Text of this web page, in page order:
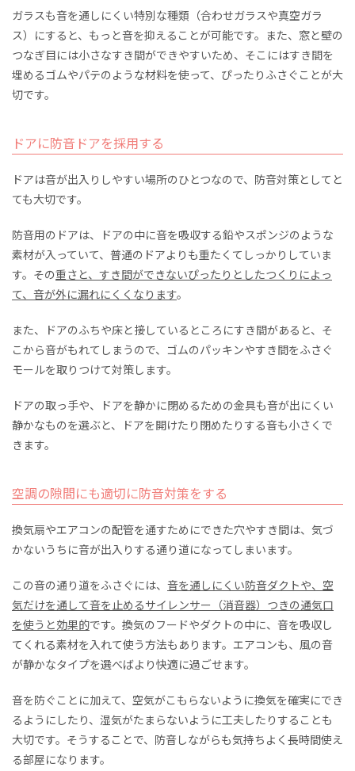
ガラスも音を通しにくい特別な種類（合わせガラスや真空ガラ
ス）にすると、もっと音を抑えることが可能です。また、窓と壁の
つなぎ目には小さなすき間ができやすいため、そこにはすき間を
埋めるゴムやパテのような材料を使って、ぴったりふさぐことが大
切です。
ドアに防音ドアを採用する
ドアは音が出入りしやすい場所のひとつなので、防音対策としてと
ても大切です。
防音用のドアは、ドアの中に音を吸収する鉛やスポンジのような
素材が入っていて、普通のドアよりも重たくてしっかりしていま
す。その重さと、すき間ができないぴったりとしたつくりによっ
て、音が外に漏れにくくなります。
また、ドアのふちや床と接しているところにすき間があると、そ
こから音がもれてしまうので、ゴムのパッキンやすき間をふさぐ
モールを取りつけて対策します。
ドアの取っ手や、ドアを静かに閉めるための金具も音が出にくい
静かなものを選ぶと、ドアを開けたり閉めたりする音も小さくで
きます。
空調の隙間にも適切に防音対策をする
換気扇やエアコンの配管を通すためにできた穴やすき間は、気づ
かないうちに音が出入りする通り道になってしまいます。
この音の通り道をふさぐには、 音を通しにくい防音ダクトや、空
気だけを通して音を止めるサイレンサー（消音器）つきの通気口
を使うと効果的です。換気のフードやダクトの中に、音を吸収し
てくれる素材を入れて使う方法もあります。エアコンも、風の音
が静かなタイプを選べばより快適に過ごせます。
音を防ぐことに加えて、空気がこもらないように換気を確実にでき
るようにしたり、湿気がたまらないように工夫したりすることも
大切です。そうすることで、防音しながらも気持ちよく長時間使え
る部屋になります。